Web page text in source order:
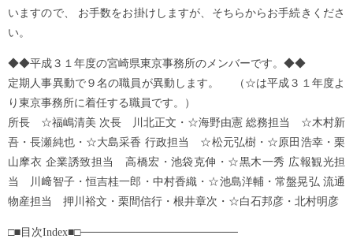
いますので、 お手数をお掛けしますが、そちらからお手続きくださ
い。
◆◆平成３１年度の宮崎県東京事務所のメンバーです。◆◆
定期人事異動で９名の職員が異動します。 （☆は平成３１年度よ
り東京事務所に着任する職員です。）
所長 ☆福嶋清美 次長 川北正文・☆海野由憲 総務担当 ☆木村新
吾・長瀬純也・☆大島采香 行政担当 ☆松元弘樹・☆原田浩幸・栗
山摩衣 企業誘致担当 高橋宏・池袋克伸・☆黒木一秀 広報観光担
当 川﨑智子・恒吉桂一郎・中村香織・☆池島洋輔・常盤晃弘 流通
物産担当 押川裕文・栗間信行・根井章次・☆白石邦彦・北村明彦
□■目次Index■□────────────────────